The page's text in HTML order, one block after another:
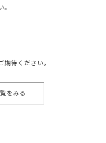
。
待ください。
をみる